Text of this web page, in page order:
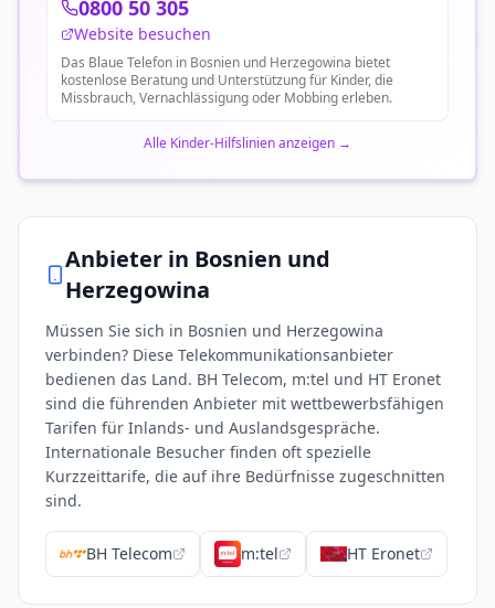
0800 50 305
Website besuchen
Das Blaue Telefon in Bosnien und Herzegowina bietet
kostenlose Beratung und Unterstützung für Kinder, die
Missbrauch, Vernachlässigung oder Mobbing erleben.
Alle Kinder-Hilfslinien anzeigen →
Anbieter in Bosnien und
Herzegowina
Müssen Sie sich in Bosnien und Herzegowina
verbinden? Diese Telekommunikationsanbieter
bedienen das Land. BH Telecom, m:tel und HT Eronet
sind die führenden Anbieter mit wettbewerbsfähigen
Tarifen für Inlands- und Auslandsgespräche.
Internationale Besucher finden oft spezielle
Kurzzeittarife, die auf ihre Bedürfnisse zugeschnitten
sind.
BH Telecom m:tel HT Eronet